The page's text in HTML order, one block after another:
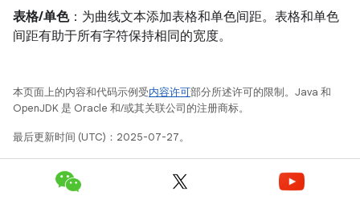
表格/单色：为曲线文本添加表格和单色间距。表格和单色
间距有助于所有字符保持相同的宽度。
本页面上的内容和代码示例受内容许可部分所述许可的限制。Java 和
OpenJDK 是 Oracle 和/或其关联公司的注册商标。
最后更新时间 (UTC)：2025-07-27。